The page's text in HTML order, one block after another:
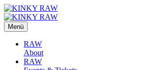
Menü
RAW
About
RAW